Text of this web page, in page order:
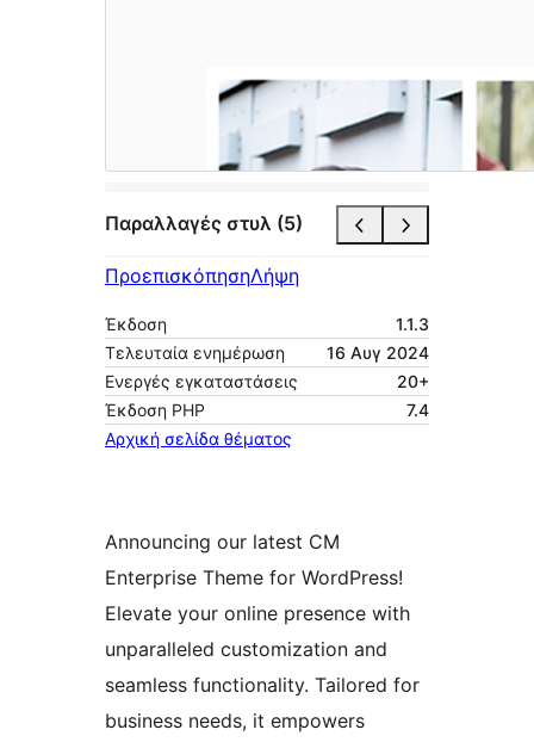
Παραλλαγές στυλ (5)
ΠροεπισκόπησηΛήψη
Έκδοση
1.1.3
Τελευταία ενημέρωση
16 Αυγ 2024
Ενεργές εγκαταστάσεις
20+
Έκδοση ΡΗΡ
7.4
Αρχική σελίδα θέματος
Announcing our latest CM
Enterprise Theme for WordPress!
Elevate your online presence with
unparalleled customization and
seamless functionality. Tailored for
business needs, it empowers